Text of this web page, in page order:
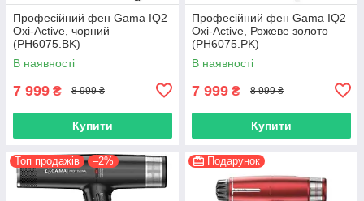
Професійний фен Gama IQ2
Oxi-Active, чорний
(PH6075.BK)
В наявності
7 999 ₴ 8 999 ₴
Купити
Професійний фен Gama IQ2
Oxi-Active, Рожеве золото
(PH6075.PK)
В наявності
7 999 ₴ 8 999 ₴
Купити
Топ продажів –2% Подарунок